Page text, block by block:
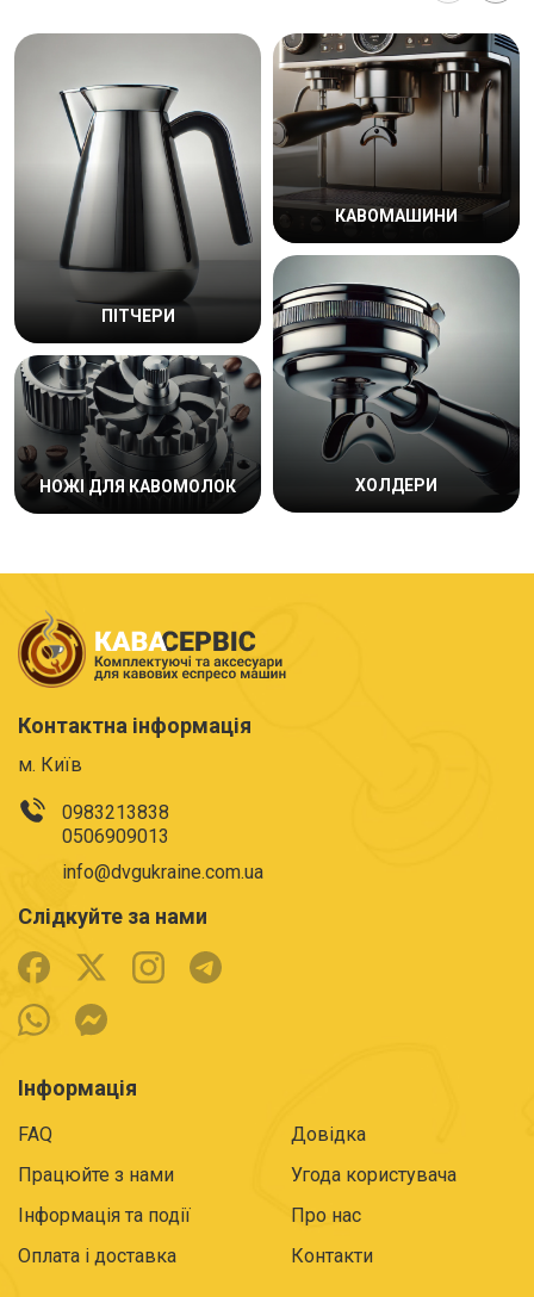
ПІТЧЕРИ
НОЖІ ДЛЯ КАВОМОЛОК
КАВОМАШИНИ
ХОЛДЕРИ
Контактна інформація
м. Київ
0983213838
0506909013
info@dvgukraine.com.ua
Слідкуйте за нами
Інформація
FAQ
Довідка
Працюйте з нами
Угода користувача
Інформація та події
Про нас
Оплата і доставка
Контакти